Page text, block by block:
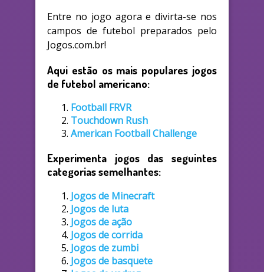
Entre no jogo agora e divirta-se nos
campos de futebol preparados pelo
Jogos.com.br!
Aqui estão os mais populares jogos
de futebol americano:
Football FRVR
Touchdown Rush
American Football Challenge
Experimenta jogos das seguintes
categorias semelhantes:
Jogos de Minecraft
Jogos de luta
Jogos de ação
Jogos de corrida
Jogos de zumbi
Jogos de basquete